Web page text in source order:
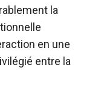
la
en une
entre la